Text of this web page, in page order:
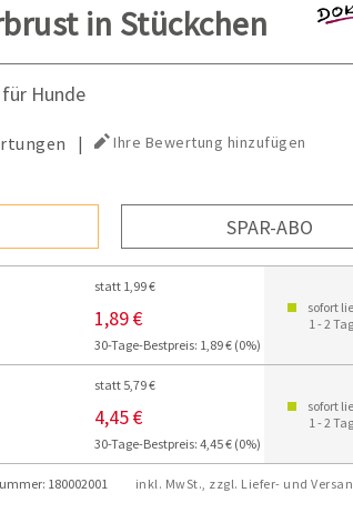
in Stückchen
Hunde
| Ihre Bewertung hinzufügen
SPAR-ABO
statt 1,99 €
1,89 €
30-Tage-Bestpreis: 1,89 € (0%)
sofort
1 - 2
statt 5,79 €
4,45 €
30-Tage-Bestpreis: 4,45 € (0%)
sofort
1 - 2
180002001 inkl. MwSt., zzgl. Liefer- und